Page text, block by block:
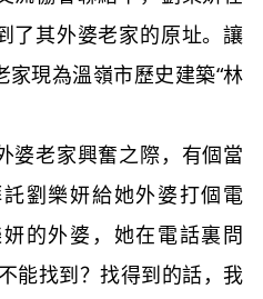
了其外婆老家的原址。讓
現為溫嶺市歷史建築“林
老家興奮之際，有個當
劉樂妍給她外婆打個電
的外婆，她在電話裏問
能找到？找得到的話，我